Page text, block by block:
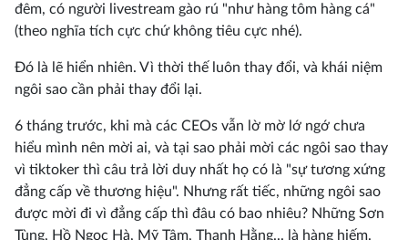
đêm, có người livestream gào rú "như hàng tôm hàng cá"
(theo nghĩa tích cực chứ không tiêu cực nhé).
Đó là lẽ hiển nhiên. Vì thời thế luôn thay đổi, và khái niệm
ngôi sao cần phải thay đổi lại.
6 tháng trước, khi mà các CEOs vẫn lờ mờ lớ ngớ chưa
hiểu mình nên mời ai, và tại sao phải mời các ngôi sao thay
vì tiktoker thì câu trả lời duy nhất họ có là "sự tương xứng
đẳng cấp về thương hiệu". Nhưng rất tiếc, những ngôi sao
được mời đi vì đẳng cấp thì đâu có bao nhiêu? Những Sơn
Tùng, Hồ Ngọc Hà, Mỹ Tâm, Thanh Hằng... là hàng hiếm.